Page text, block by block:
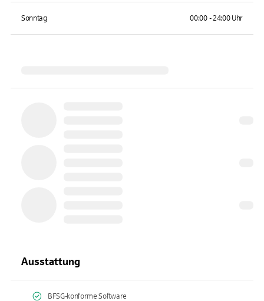
Sonntag 00:00 - 24:00 Uhr
Ausstattung
BFSG-konforme Software